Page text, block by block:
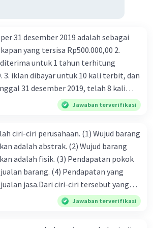
Iklan
31 desember 2019 adalah sebagai
untuk 1 tahun terhitung
31 desember 2019, telah 8 kali
untuk periode berjalan sebesar
data di atas, pencatatan jurnal pembalik
Jawaban terverifikasi
ciri-ciri perusahaan. (1) Wujud barang
adalah abstrak. (2) Wujud barang
adalah fisik. (3) Pendapatan pokok
barang. (4) Pendapatan yang
jasa.Dari ciri-ciri tersebut yang
perusahaan dagang ditunjukan pada
b. 3 dan 4 c. 2 dan 3 d. 1 dan 2 e. 2 dan 4
Jawaban terverifikasi